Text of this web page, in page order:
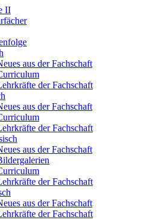
II
aus der Fachschaft
der Fachschaft
aus der Fachschaft
der Fachschaft
aus der Fachschaft
der Fachschaft
aus der Fachschaft
der Fachschaft